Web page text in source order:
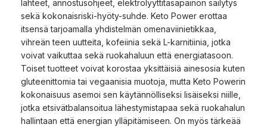
lähteet, annostusohjeet, elektrolyyttitasapainon säilytys
sekä kokonaisriski-hyöty-suhde. Keto Power erottaa
itsensä tarjoamalla yhdistelmän omenaviinietikkaa,
vihreän teen uutteita, kofeiinia sekä L-karnitiinia, jotka
voivat vaikuttaa sekä ruokahaluun että energiatasoon.
Toiset tuotteet voivat korostaa yksittäisiä ainesosia kuten
gluteenittomia tai vegaanisia muotoja, mutta Keto Powerin
kokonaisuus asemoi sen käytännölliseksi lisäiseksi niille,
jotka etsivätbalansoitua lähestymistapaa sekä ruokahalun
hallintaan että energian ylläpitämiseen. On myös tärkeää